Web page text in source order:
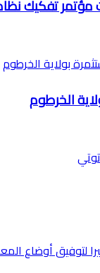
تفكيك نظام
الخرطوم